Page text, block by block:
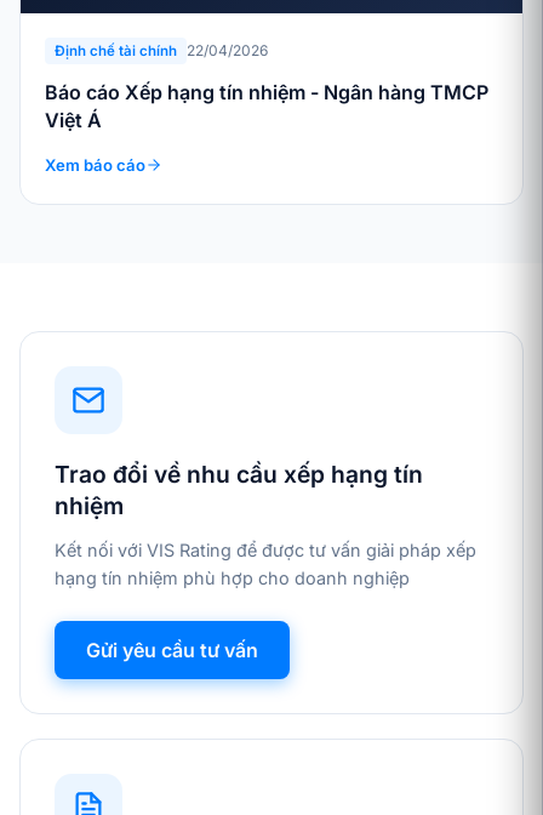
Định chế tài chính 22/04/2026
Báo cáo Xếp hạng tín nhiệm - Ngân hàng TMCP
Việt Á
Xem báo cáo
Trao đổi về nhu cầu xếp hạng tín
nhiệm
Kết nối với VIS Rating để được tư vấn giải pháp xếp
hạng tín nhiệm phù hợp cho doanh nghiệp
Gửi yêu cầu tư vấn